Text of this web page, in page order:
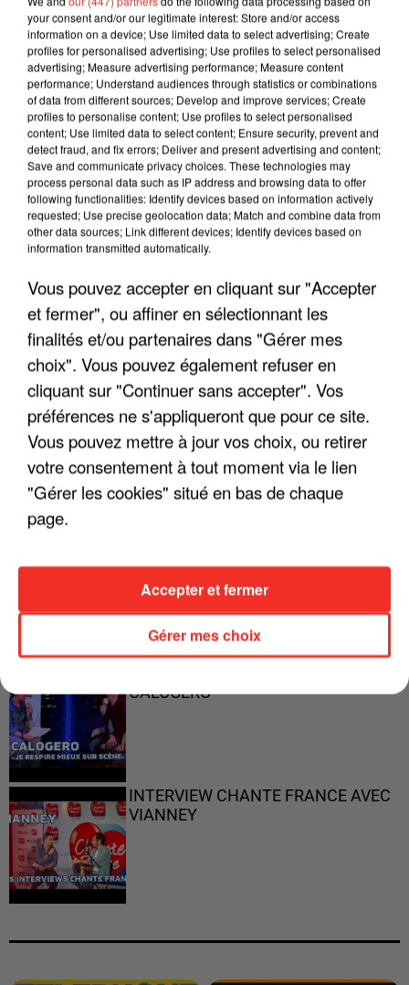
LES INTERVIEWS CHANTE
FRANCE
Voir plus
"JE SUIS À DISPOSITION DES
"ON A TOUS LE TRAC"
PARFAITS"
CALOGERO
INTERVIEW CHANTE FRANCE AVEC
VIANNEY
your consent and/or our legitimate interest: Store and/or access
information on a device; Use limited data to select advertising; Create
profiles for personalised advertising; Use profiles to select personalised
advertising; Measure advertising performance; Measure content
performance; Understand audiences through statistics or combinations
of data from different sources; Develop and improve services; Create
profiles to personalise content; Use profiles to select personalised
content; Use limited data to select content; Ensure security, prevent and
detect fraud, and fix errors; Deliver and present advertising and content;
Save and communicate privacy choices. These technologies may
process personal data such as IP address and browsing data to offer
following functionalities: Identify devices based on information actively
requested; Use precise geolocation data; Match and combine data from
other data sources; Link different devices; Identify devices based on
information transmitted automatically.
Vous pouvez accepter en cliquant sur "Accepter
et fermer", ou affiner en sélectionnant les
finalités et/ou partenaires dans "Gérer mes
choix". Vous pouvez également refuser en
cliquant sur "Continuer sans accepter". Vos
préférences ne s'appliqueront que pour ce site.
Vous pouvez mettre à jour vos choix, ou retirer
votre consentement à tout moment via le lien
"Gérer les cookies" situé en bas de chaque
page.
Gérer mes choix
Accepter et fermer